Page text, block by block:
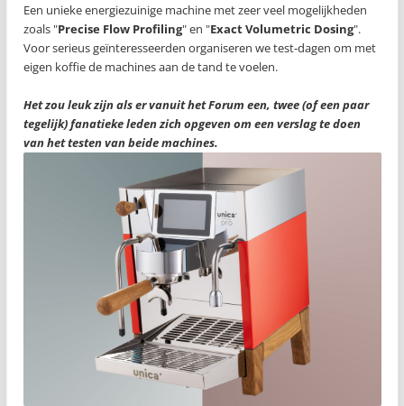
Een unieke energiezuinige machine met zeer veel mogelijkheden
zoals "Precise Flow Profiling" en "Exact Volumetric Dosing".
Voor serieus geïnteresseerden organiseren we test-dagen om met
eigen koffie de machines aan de tand te voelen.
Het zou leuk zijn als er vanuit het Forum een, twee (of een paar
tegelijk) fanatieke leden zich opgeven om een verslag te doen
van het testen van beide machines.